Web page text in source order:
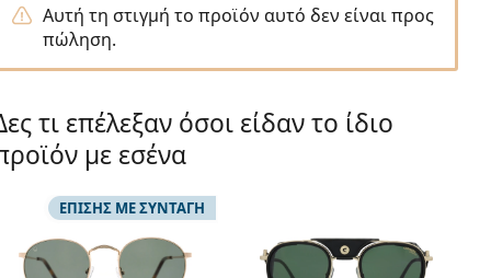
Αυτή τη στιγμή το προϊόν αυτό δεν είναι προς
πώληση.
τι επέλεξαν όσοι είδαν το ίδιο
με εσένα
ΕΠΊΣΗΣ ΜΕ ΣΥΝΤΑΓΉ